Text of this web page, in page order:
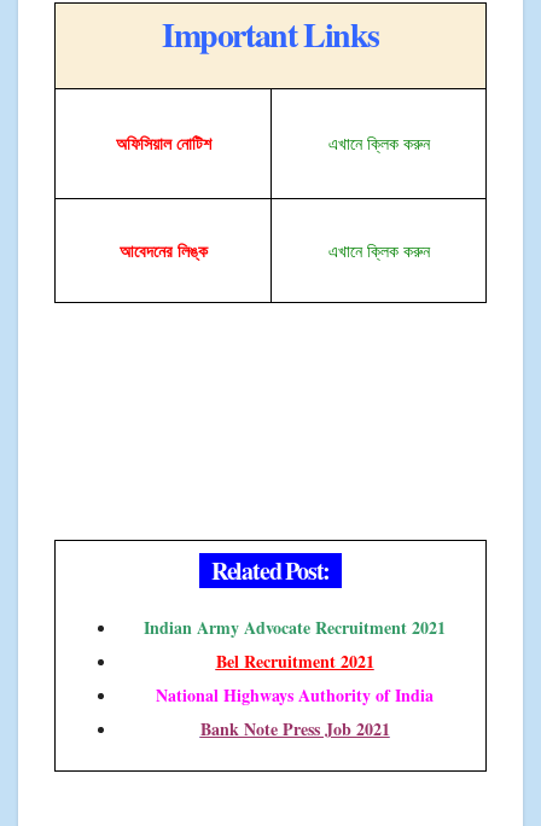
Important Links
অফিসিয়ালনোটিশ এখানে ক্লিক করুন
আবেদনের লিঙ্ক এখানে ক্লিক করুন
Related Post:
Indian Army Advocate Recruitment 2021
Bel Recruitment 2021
National Highways Authority of India
Bank Note Press Job 2021